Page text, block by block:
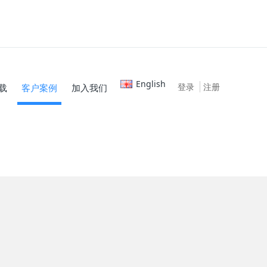
登录 注册
客户案例 加入我们 English